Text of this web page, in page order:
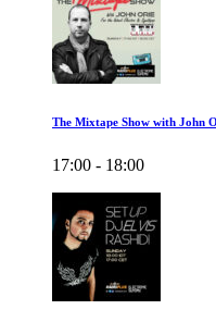
The Mixtape Show with John
17:00 - 18:00